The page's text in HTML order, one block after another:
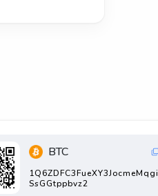
BTC
1Q6ZDFC3FueXY3JocmeMqgi
SsGGtppbvz2